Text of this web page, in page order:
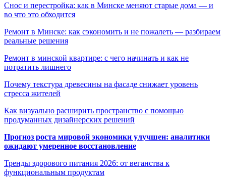
Снос и перестройка: как в Минске меняют старые дома — и
во что это обходится
Ремонт в Минске: как сэкономить и не пожалеть — разбираем
реальные решения
Ремонт в минской квартире: с чего начинать и как не
потратить лишнего
Почему текстура древесины на фасаде снижает уровень
стресса жителей
Как визуально расширить пространство с помощью
продуманных дизайнерских решений
Прогноз роста мировой экономики улучшен: аналитики
ожидают умеренное восстановление
Тренды здорового питания 2026: от веганства к
функциональным продуктам